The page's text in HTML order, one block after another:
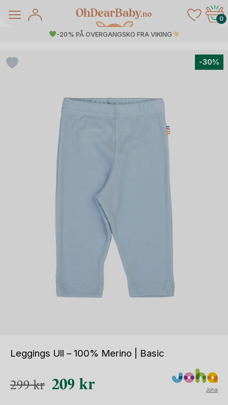
0
-20% PÅ OVERGANGSKO FRA VIKING
-30%
Leggings Ull – 100% Merino | Basic
299kr Opprinnelig
209 krNåværende
Joha